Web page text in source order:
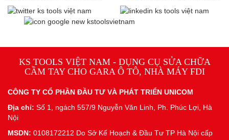
KS TOOLS VIỆT NAM - DỤNG CỤ SỬA CHỮA
CẦM TAY CHO GARA Ô TÔ, NHÀ MÁY FDI
CÔNG TY CỔ PHẦN ĐẦU TƯ VÀ PHÁT TRIỂN UNICOM
Địa chỉ: Số 1, ngách 557/9 Nguyễn Văn Linh, Ph. Phúc Lợi, Hà
Nội
MSDN: 0108172212 Do Sở Kế Hoạch & Đầu Tư TP Hà Nội cấp